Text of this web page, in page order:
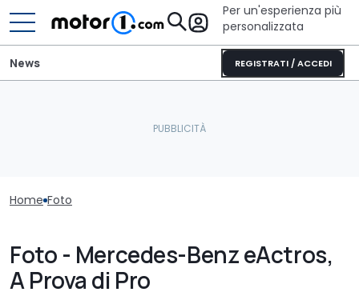
Per un'esperienza più
personalizzata
REGISTRATI / ACCEDI
News
Home Foto
Foto - Mercedes-Benz eActros,
A Prova di Pro